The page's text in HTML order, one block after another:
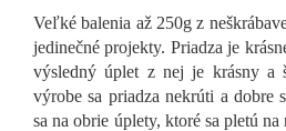
Veľké balenia až 250g z
jedinečné projekty. Priadza je
výsledný úplet z nej je krásny a
výrobe sa priadza nekrúti a dobre
sa na obrie úplety, ktoré sa pletú